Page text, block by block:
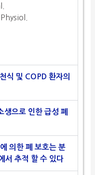
식 및 COPD 환자의
생으로 인한 급성 폐
의한 폐 보호는 분
서 추적 할 수 있다